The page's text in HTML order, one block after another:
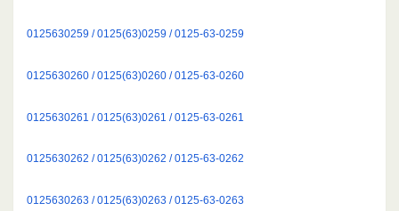
0125630259 / 0125(63)0259 / 0125-63-0259
0125630260 / 0125(63)0260 / 0125-63-0260
0125630261 / 0125(63)0261 / 0125-63-0261
0125630262 / 0125(63)0262 / 0125-63-0262
0125630263 / 0125(63)0263 / 0125-63-0263